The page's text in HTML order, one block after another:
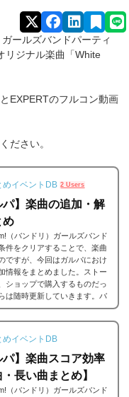
ールズバンドパーティ
リジナル楽曲「White
EXPERTのフルコン動画
ださい。
めイベントDB 2 Users
パ】楽曲の追加・解
め
（バンドリ）ガールズバンド
件をクリアすることで、楽曲
ですが、今回はガルパにおけ
情報をまとめました。ストー
ショップで購入するものだっ
は随時更新していきます。バ
・解禁方法一覧それでは、バ
の追加・解禁方法一覧です。
と思うのですが、それぞれ...
めイベントDB
パ】楽曲スコア効率
長い曲まとめ】
（バンドリ）ガールズバンド